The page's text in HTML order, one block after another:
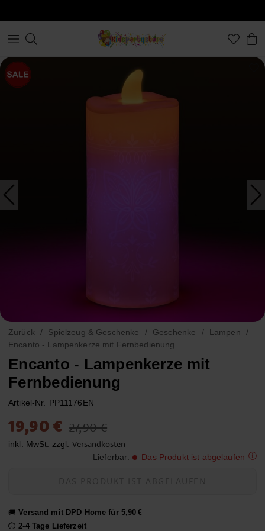
Zurück Spielzeug & Geschenke Geschenke
Lampen
Encanto - Lampenkerze mit Fernbedienung
Encanto - Lampenkerze mit
Fernbedienung
Artikel-Nr. PP11176EN
Aktueller Preis
19,90 € 27,90 €
inkl. MwSt. zzgl. Versandkosten
Lieferbar: Das Produkt ist abgelaufen
🚚Versand mit DPD Home für 5,90 €
⏱️2-4 Tage Lieferzeit